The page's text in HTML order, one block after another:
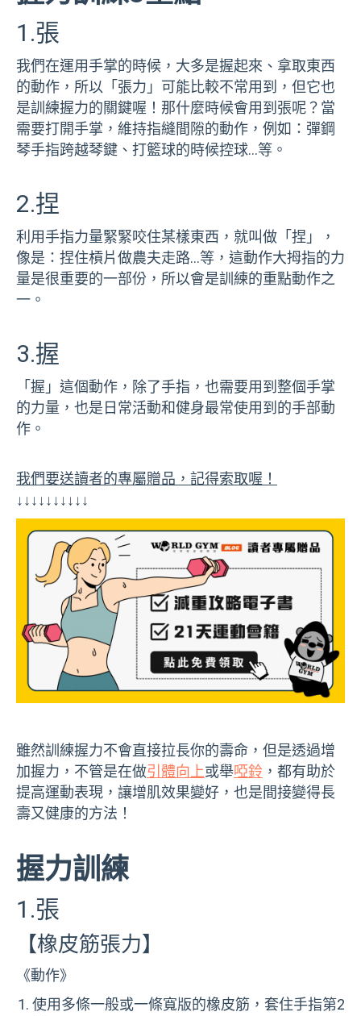
1.張
我們在運用手掌的時候，大多是握起來、拿取東西
的動作，所以「張力」可能比較不常用到，但它也
是訓練握力的關鍵喔！那什麼時候會用到張呢？當
需要打開手掌，維持指縫間隙的動作，例如：彈鋼
琴手指跨越琴鍵、打籃球的時候控球…等。
2.捏
利用手指力量緊緊咬住某樣東西，就叫做「捏」，
像是：捏住槓片做農夫走路…等，這動作大拇指的力
量是很重要的一部份，所以會是訓練的重點動作之
一。
3.握
「握」這個動作，除了手指，也需要用到整個手掌
的力量，也是日常活動和健身最常使用到的手部動
作。
我們要送讀者的專屬贈品，記得索取喔！
↓↓↓↓↓↓↓↓↓↓
雖然訓練握力不會直接拉長你的壽命，但是透過增
加握力，不管是在做引體向上或舉啞鈴 ，都有助於
提高運動表現，讓增肌效果變好，也是間接變得長
壽又健康的方法！
握力訓練
1.張
【橡皮筋張力】
《動作》
使用多條一般或一條寬版的橡皮筋，套住手指第2